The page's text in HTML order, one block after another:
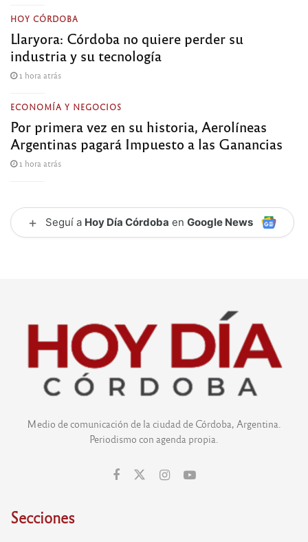
HOY CÓRDOBA
Llaryora: Córdoba no quiere perder su
industria y su tecnología
1 hora atrás
ECONOMÍA Y NEGOCIOS
Por primera vez en su historia, Aerolíneas
Argentinas pagará Impuesto a las Ganancias
1 hora atrás
+ Seguí a Hoy Día Córdoba en Google News
Medio de comunicación de la ciudad de Córdoba, Argentina.
Periodismo con agenda propia.
Secciones